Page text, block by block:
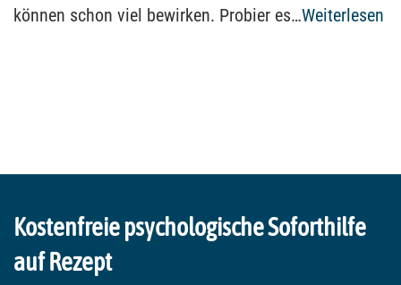
können schon viel bewirken. Probier es…Weiterlesen
Kostenfreie psychologische Soforthilfe
auf Rezept